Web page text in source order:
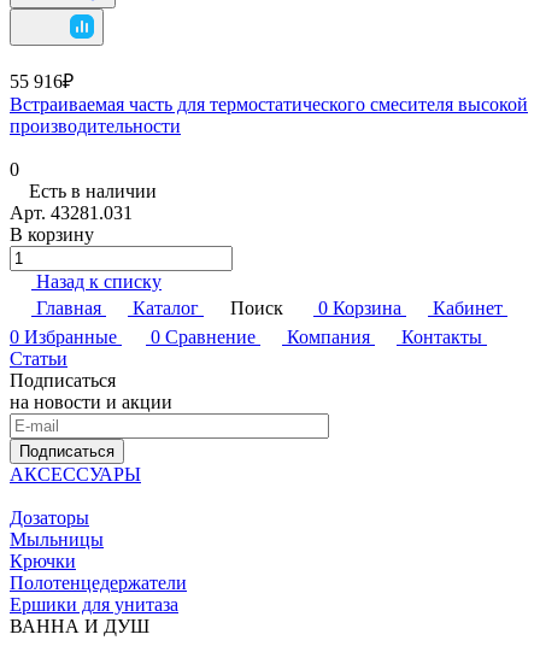
55 916₽
Встраиваемая часть для термостатического смесителя высокой
производительности
0
Есть в наличии
Арт. 43281.031
В корзину
Назад к списку
Главная
Каталог Поиск 0 Корзина
Кабинет
0 Избранные 0 Сравнение Компания
Контакты
Статьи
Подписаться
на новости и акции
Подписаться
АКСЕССУАРЫ
Дозаторы
Мыльницы
Крючки
Полотенцедержатели
Ершики для унитаза
ВАННА И ДУШ